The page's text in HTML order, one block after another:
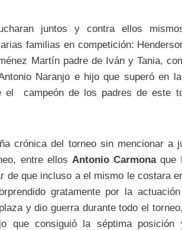
juntos y contra ellos
familias en competición:
Martín padre de Iván y Tania,
Naranjo e hijo que superó en
el campeón de los padres de este
crónica del torneo sin mencionar a
entre ellos Antonio Carmonaque
de que incluso a el mismo le costara
gratamente por la
y dio guerra durante todo el
que consiguió la séptima posición